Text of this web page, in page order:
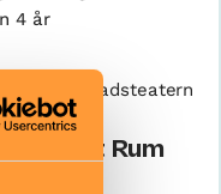
4 år
Stadsteatern
Rum